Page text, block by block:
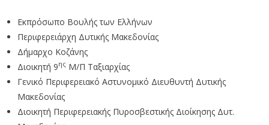
Εκπρόσωπο Βουλής των Ελλήνων
Περιφερειάρχη Δυτικής Μακεδονίας
Δήμαρχο Κοζάνης
Διοικητή 9ης Μ/Π Ταξιαρχίας
Γενικό Περιφερειακό Αστυνομικό Διευθυντή Δυτικής
Μακεδονίας
Διοικητή Περιφερειακής Πυροσβεστικής Διοίκησης Δυτ.